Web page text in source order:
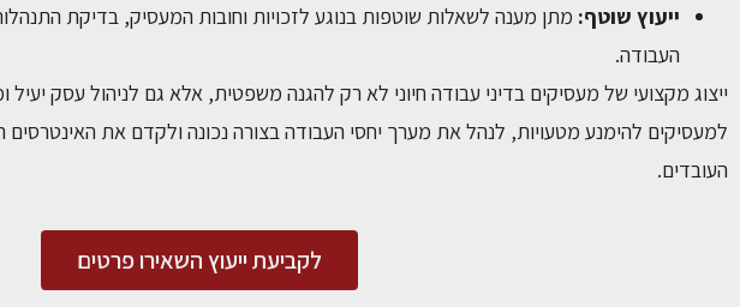
ייעוץ שוטף: מתן מענה לשאלות שוטפות בנוגע לזכויות וחובות המעסיק, בדיקת
העבודה.
ייצוג מקצועי של מעסיקים בדיני עבודה חיוני לא רק להגנה משפטית, אלא גם לניהול עסק יעיל
למעסיקים להימנע מטעויות, לנהל את מערך יחסי העבודה בצורה נכונה ולקדם את האינטרסים
העובדים.
לקביעת ייעוץ השאירו פרטים